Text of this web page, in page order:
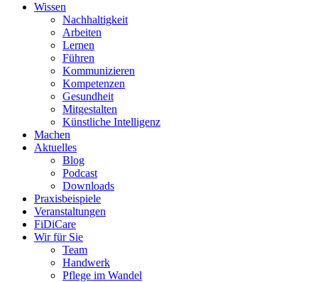
Wissen
Nachhaltigkeit
Arbeiten
Lernen
Führen
Kommunizieren
Kompetenzen
Gesundheit
Mitgestalten
Künstliche Intelligenz
Machen
Aktuelles
Blog
Podcast
Downloads
Praxisbeispiele
Veranstaltungen
FiDiCare
Wir für Sie
Team
Handwerk
Pflege im Wandel